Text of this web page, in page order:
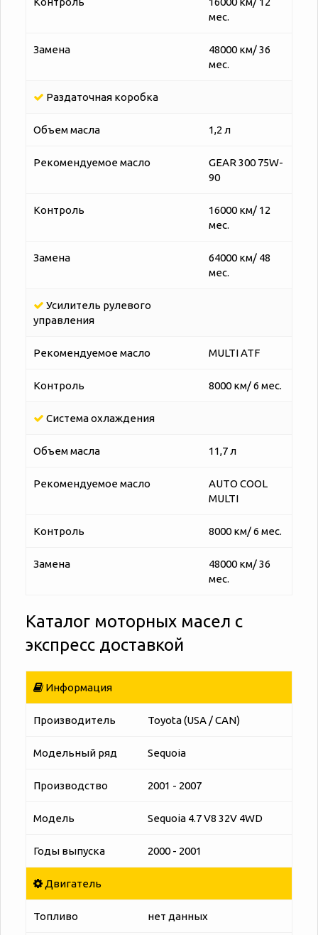
мес.
Замена
48000 км/ 36
мес.
Раздаточная коробка
Объем масла 1,2 л
Рекомендуемое масло
GEAR 300 75W-
90
Контроль
16000 км/ 12
мес.
Замена
64000 км/ 48
мес.
Усилитель рулевого
управления
Рекомендуемое масло MULTI ATF
Контроль 8000 км/ 6 мес.
Система охлаждения
Объем масла 11,7 л
Рекомендуемое масло
AUTO COOL
MULTI
Контроль 8000 км/ 6 мес.
Замена
48000 км/ 36
мес.
Каталог моторных масел с
экспресс доставкой
Информация
Производитель Toyota (USA / CAN)
Модельный ряд Sequoia
Производство 2001 - 2007
Модель Sequoia 4.7 V8 32V 4WD
Годы выпуска 2000 - 2001
Двигатель
Топливо нет данных